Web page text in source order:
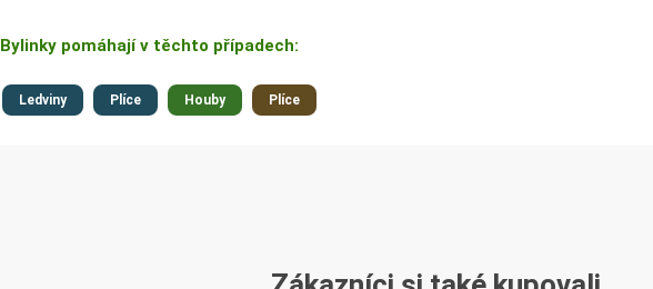
Bylinky pomáhají v těchto případech:
Ledviny Plíce Houby Plíce